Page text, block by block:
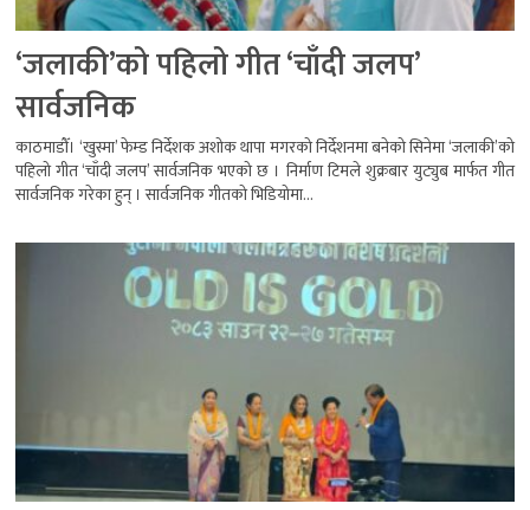
‘जलाकी’को पहिलो गीत ‘चाँदी जलप’
सार्वजनिक
काठमाडौँ। ‘खुस्मा’ फेम्ड निर्देशक अशोक थापा मगरको निर्देशनमा बनेको सिनेमा ‘जलाकी’को
पहिलो गीत ‘चाँदी जलप’ सार्वजनिक भएको छ । निर्माण टिमले शुक्रबार युट्युब मार्फत गीत
सार्वजनिक गरेका हुन् । सार्वजनिक गीतको भिडियोमा...